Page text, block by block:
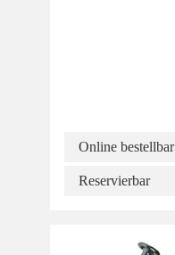
Online bestellbar
Reservierbar